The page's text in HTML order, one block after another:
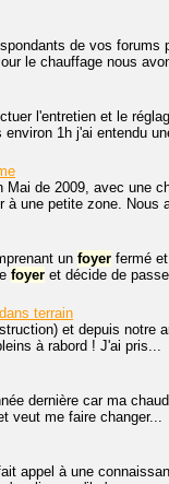
de vos
le chauffage nous
l'entretien et le
1h j'ai entendu
de 2009, avec une
à une petite zone. Nous
un foyer fermé
foyer et décide de
terrain
et depuis
à rabord ! J'ai pris...
dernière car ma
veut me faire changer...
appel à une